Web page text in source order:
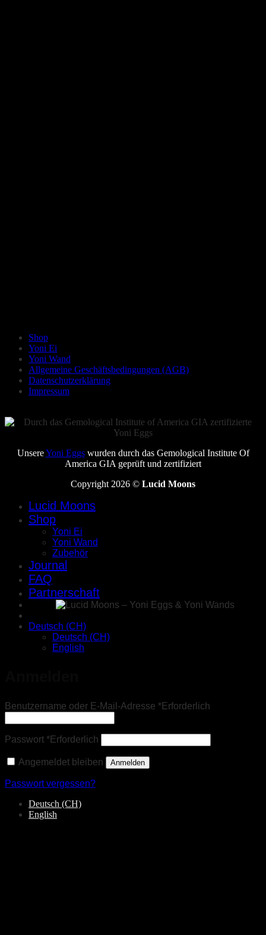
Shop
Yoni Ei
Yoni Wand
Allgemeine Geschäftsbedingungen (AGB)
Datenschutzerklärung
Impressum
UnsereYoni Eggswurden durch das Gemological Institute Of
America GIA geprüft und zertifiziert
Copyright 2026 © Lucid Moons
Lucid Moons
Shop
Yoni Ei
Yoni Wand
Zubehör
Journal
FAQ
Partnerschaft
Deutsch (CH)
Deutsch (CH)
English
Benutzername oder E-Mail-Adresse *Erforderlich
Passwort *Erforderlich
Angemeldet bleiben Anmelden
Passwort vergessen?
Deutsch (CH)
English